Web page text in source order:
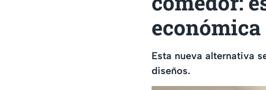
Esta nueva alternativa
diseños.